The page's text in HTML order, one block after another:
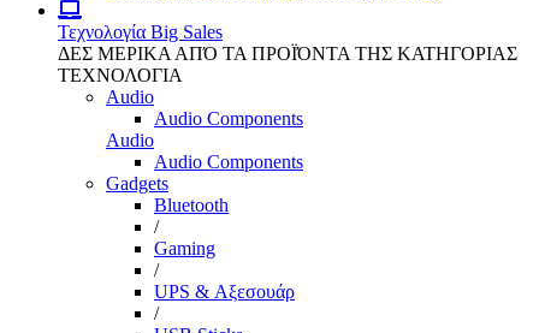
Τεχνολογία Big Sales
ΔΕΣ ΜΕΡΙΚΑ ΑΠΌ ΤΑ ΠΡΟΪΌΝΤΑ ΤΗΣ ΚΑΤΗΓΟΡΙΑΣ
ΤΕΧΝΟΛΟΓΙΑ
Audio
Audio Components
Audio
Audio Components
Gadgets
Bluetooth
/
Gaming
/
UPS & Αξεσουάρ
/